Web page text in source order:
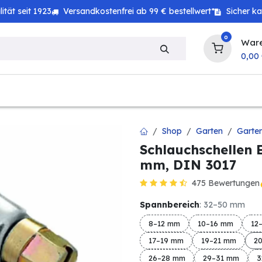
seit 1923 Versandkostenfrei ab 99 € bestellwert* Sicher
0
0,00
Shop Garten
Schlauchschellen
mm, DIN 3017
475 Bewertungen
Spannbereich: 32–50 mm
8–12 mm 10–16 mm
17–19 mm
19–21 mm
26–28 mm
29–31 mm